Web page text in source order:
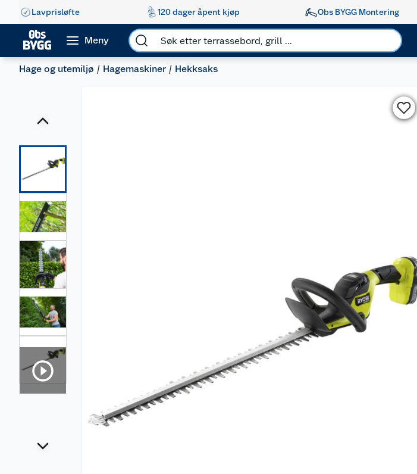
Lavprisløfte 120 dager åpent kjøp Obs BYGG Montering
Meny
Hage og utemiljø Hagemaskiner Hekksaks